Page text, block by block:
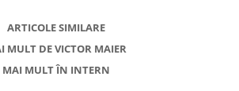
ARTICOLE SIMILARE
MULT DE VICTOR MAIER
MAI MULT ÎN INTERN